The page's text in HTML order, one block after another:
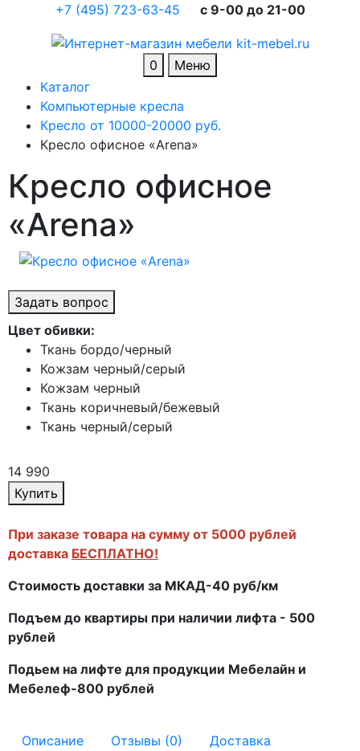
+7 (495) 723-63-45 c 9-00 до 21-00
0
Меню
Каталог
Компьютерные кресла
Кресло от 10000-20000 руб.
Кресло офисное «Arena»
Кресло офисное
«Arena»
Задать вопрос
Цвет обивки:
Ткань бордо/черный
Кожзам черный/серый
Кожзам черный
Ткань коричневый/бежевый
Ткань черный/серый
14 990
Купить
При заказе товара на сумму от 5000 рублей
доставка БЕСПЛАТНО!
Стоимость доставки за МКАД-40 руб/км
Подъем до квартиры при наличии лифта - 500
рублей
Подьем на лифте для продукции Мебелайн и
Мебелеф-800 рублей
Описание Отзывы (0) Доставка